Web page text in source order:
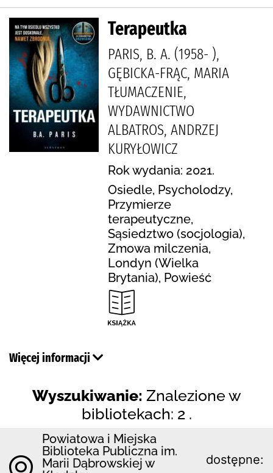
Terapeutka
PARIS, B. A. (1958- ),
GĘBICKA-FRĄC, MARIA
TŁUMACZENIE,
WYDAWNICTWO
ALBATROS, ANDRZEJ
KURYŁOWICZ
Rok wydania: 2021.
Osiedle, Psycholodzy,
Przymierze
terapeutyczne,
Sąsiedztwo (socjologia),
Zmowa milczenia,
Londyn (Wielka
Brytania), Powieść
Więcej informacji
Wyszukiwanie: Znalezione w
bibliotekach: 2 .
Powiatowa i Miejska
Biblioteka Publiczna im.
Marii Dąbrowskiej w
dostępne: